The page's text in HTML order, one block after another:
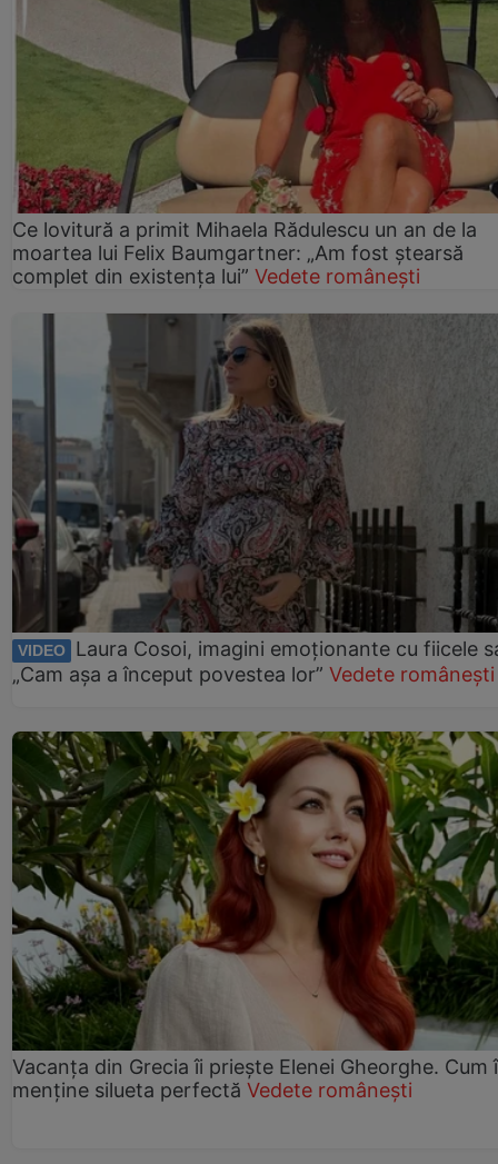
Ce lovitură a primit Mihaela Rădulescu un an de la
moartea lui Felix Baumgartner: „Am fost ștearsă
complet din existența lui” Vedete românești
VIDEO
Laura Cosoi, imagini emoționante cu fiicele
„Cam așa a început povestea lor” Vedete românești
Vacanța din Grecia îi priește Elenei Gheorghe. Cum
menține silueta perfectă Vedete românești